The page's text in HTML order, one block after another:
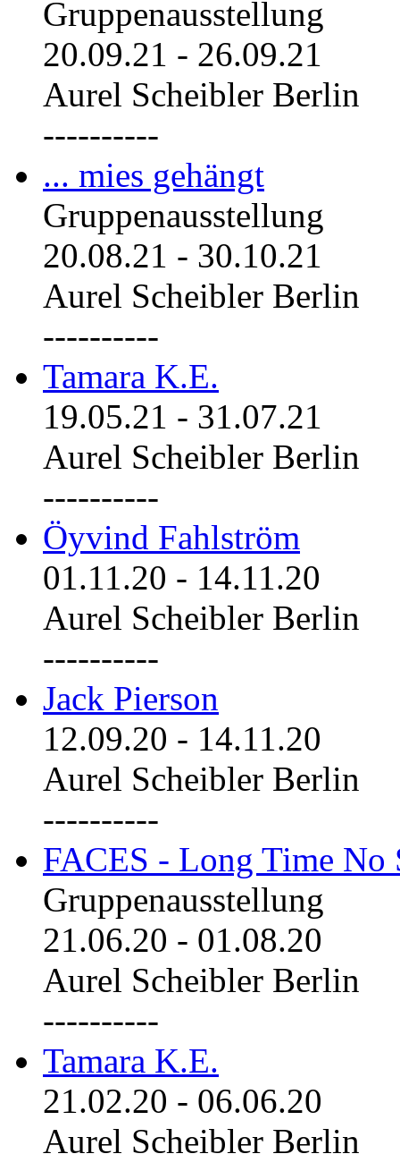
Gruppenausstellung
20.09.21 - 26.09.21
Aurel Scheibler Berlin
----------
... mies gehängt
Gruppenausstellung
20.08.21 - 30.10.21
Aurel Scheibler Berlin
----------
Tamara K.E.
19.05.21 - 31.07.21
Aurel Scheibler Berlin
----------
Öyvind Fahlström
01.11.20 - 14.11.20
Aurel Scheibler Berlin
----------
Jack Pierson
12.09.20 - 14.11.20
Aurel Scheibler Berlin
----------
FACES - Long Time No
Gruppenausstellung
21.06.20 - 01.08.20
Aurel Scheibler Berlin
----------
Tamara K.E.
21.02.20 - 06.06.20
Aurel Scheibler Berlin